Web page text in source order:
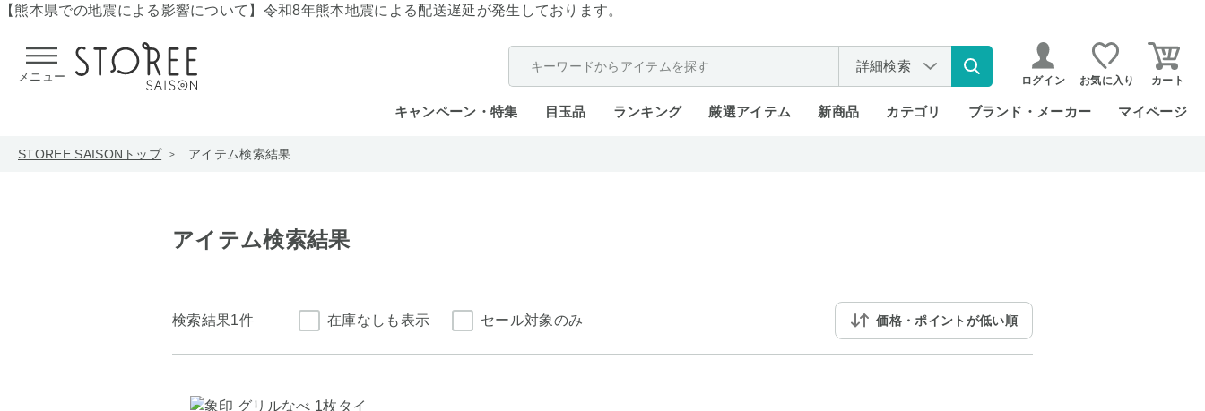
【熊本県での地震による影響について】 令和8年熊本地震による配送遅延が発生しております。
メニュー
詳細検索
ログイン お気に入り カート
キャンペーン・特集 目玉品 ランキング 厳選アイテム 新商品 カテゴリ ブランド・メーカー マイページ
STOREE SAISONトップ アイテム検索結果
アイテム検索結果
検索結果1件 在庫なしも表示 セール対象のみ 価格・ポイントが低い順